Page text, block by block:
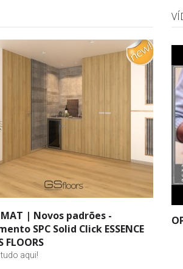
| Novos padrões -
SPC Solid Click ESSENCE
FLOORS
aqui!